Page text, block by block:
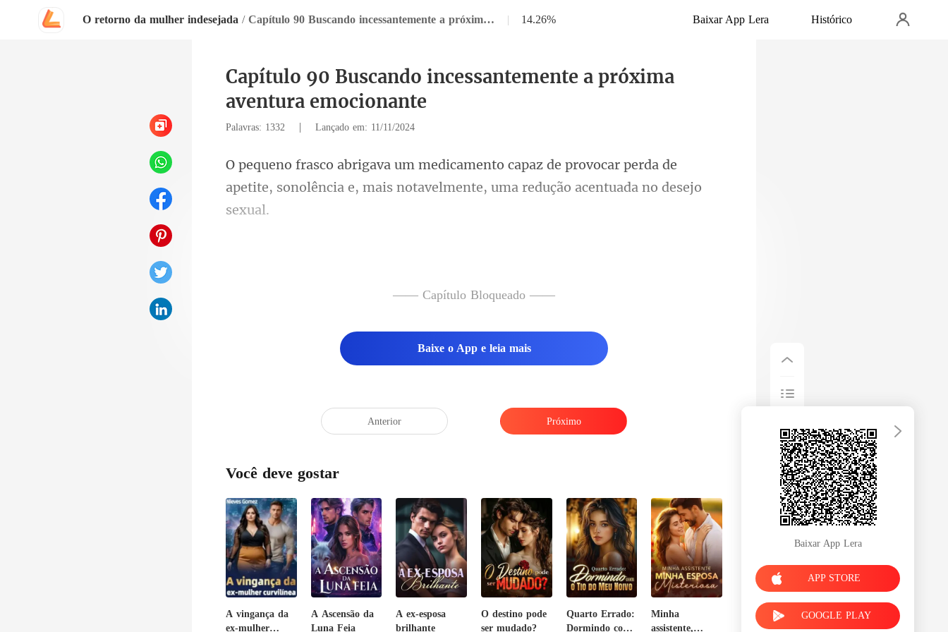
O retorno da mulher indesejada / Capítulo 90 Buscando incessantemente a próxima aventura emocionante | 14.26% Baixar App Lera Histórico
Capítulo 90 Buscando incessantemente a próxima
aventura emocionante
Palavras: 1332 | Lançado em: 11/11/2024
provocar perda de
apetite, sonolência e, mais nota
—— Capítulo Bloqueado ——
Baixe o App e leia mais
Anterior Próximo
Você deve gostar
A vingança da
ex-mulher
A Ascensão da
Luna Feia
A ex-esposa
brilhante
O destino pode
ser mudado?
Quarto Errado:
Dormindo com
Minha
assistente,
Baixar App Lera
APP STORE
GOOGLE PLAY